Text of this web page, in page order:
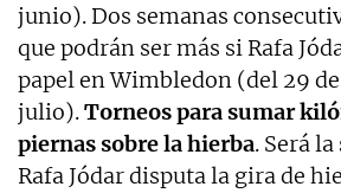
junio). Dos semanas
que podrán ser más si Rafa
papel en Wimbledon (del 29
julio).Torneos para sumar
piernas sobre la hierba. Será
Rafa Jódar disputa la gira de